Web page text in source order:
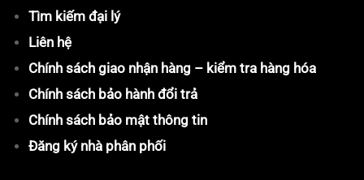
Tìm kiếm đại lý
Liên hệ
Chính sách giao nhận hàng – kiểm tra hàng hóa
Chính sách bảo hành đổi trả
Chính sách bảo mật thông tin
Đăng ký nhà phân phối